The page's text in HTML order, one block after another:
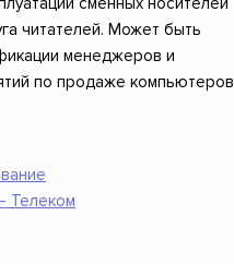
читателей. Может быть
менеджеров и
по продаже компьютеров
Телеком